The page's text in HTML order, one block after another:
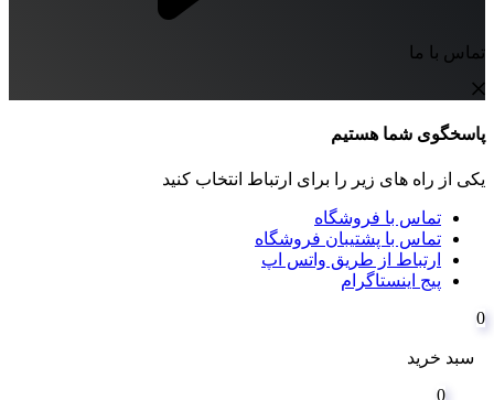
تماس با ما
پاسخگوی شما هستیم
یکی از راه های زیر را برای ارتباط انتخاب کنید
تماس با فروشگاه
تماس با پشتیبان فروشگاه
ارتباط از طریق واتس اپ
پیج اینستاگرام
0
سبد خرید
0